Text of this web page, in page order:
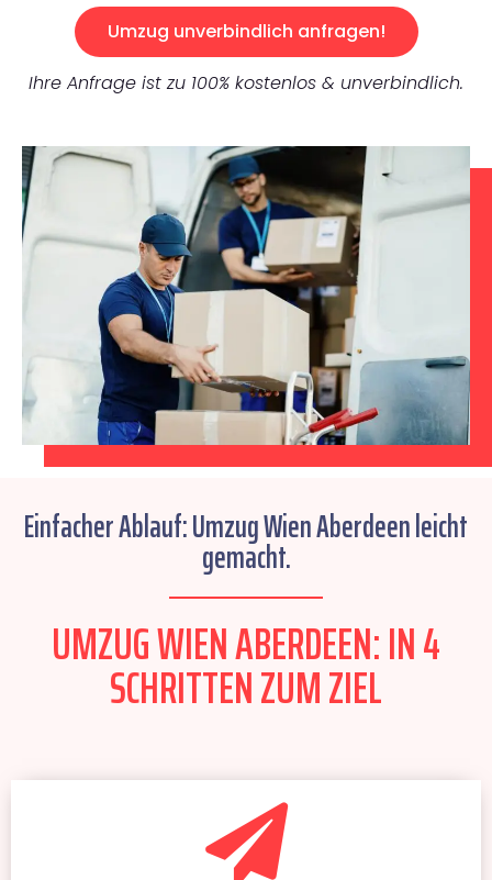
Umzug unverbindlich anfragen!
Ihre Anfrage ist zu 100% kostenlos & unverbindlich.
Einfacher Ablauf: Umzug Wien Aberdeen leicht
gemacht.
UMZUG WIEN ABERDEEN: IN 4
SCHRITTEN ZUM ZIEL